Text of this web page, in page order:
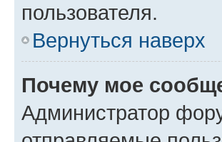
пользователя.
Вернуться наверх
Почему мое
Администратор